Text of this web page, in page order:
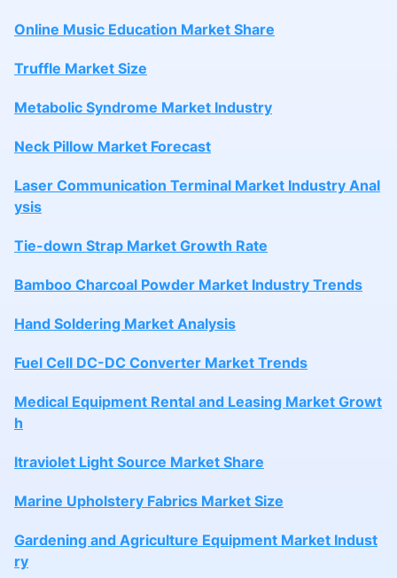
Online Music Education Market Share
Truffle Market Size
Metabolic Syndrome Market Industry
Neck Pillow Market Forecast
Laser Communication Terminal Market Industry Anal
ysis
Tie-down Strap Market Growth Rate
Bamboo Charcoal Powder Market Industry Trends
Hand Soldering Market Analysis
Fuel Cell DC-DC Converter Market Trends
Medical Equipment Rental and Leasing Market Growt
h
ltraviolet Light Source Market Share
Marine Upholstery Fabrics Market Size
Gardening and Agriculture Equipment Market Indust
ry